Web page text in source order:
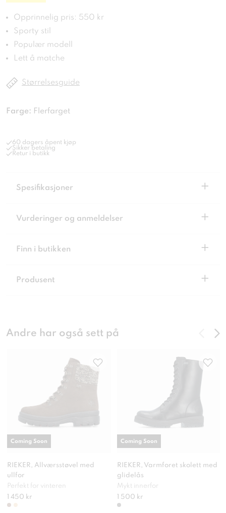
Opprinnelig pris: 550 kr
Sporty stil
Populær modell
Lett å matche
Størrelsesguide
Farge: Flerfarget
60 dagers åpent kjøp
Sikker betaling
Retur i butikk
Spesifikasjoner +
Vurderinger og anmeldelser +
Finn i butikken +
Produsent +
Andre har også sett på
RIEKER, Allværsstøvel med
ullfor
Perfekt for vinteren
1 450 kr
Coming Soon
RIEKER, Varmforet skolett med
glidelås
Mykt innerfor
1 500 kr
Coming Soon